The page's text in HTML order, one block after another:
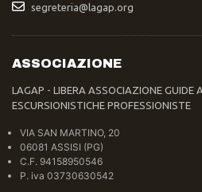
segreteria@lagap.org
ASSOCIAZIONE
LAGAP - LIBERA ASSOCIAZIONE GUIDE
ESCURSIONISTICHE PROFESSIONISTE
VIA SAN MARTINO, 20
06081 ASSISI (PG)
C.F. 94158950546
P. iva 03730630542